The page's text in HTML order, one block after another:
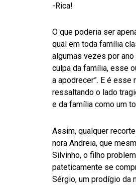
-Rica!
O que poderia ser
qual em toda família
algumas vezes por
culpa da família, esse
a apodrecer”. E é esse
ressaltando o lado
e da família como um
Assim, qualquer
nora Andreia, que
Silvinho, o filho
pateticamente se
Sérgio, um prodígio da